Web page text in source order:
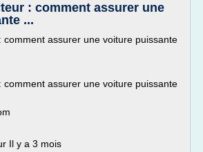
: comment assurer une
...
comment assurer une voiture puissante
comment assurer une voiture puissante
Il y a 3 mois